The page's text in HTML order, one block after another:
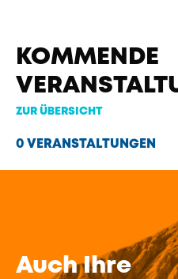
KOMMENDE
ZUR ÜBERSICHT
0 VERANSTALTUNGEN
Auch Ihre